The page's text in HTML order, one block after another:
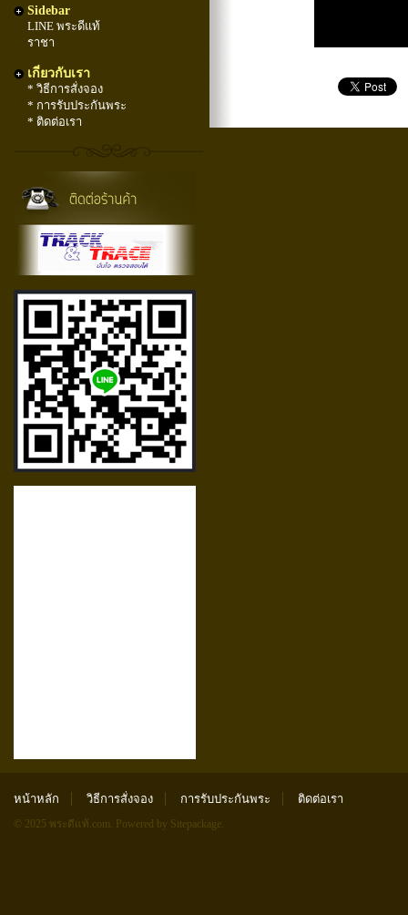
Sidebar
LINE พระดีแท้
ราชา
เกี่ยวกับเรา
* วิธีการสั่งจอง
* การรับประกันพระ
* ติดต่อเรา
หน้าหลัก วิธีการสั่งจอง การรับประกันพระ ติดต่อเรา
© 2025 พระดีแท้.com. Powered by Sitepackage.